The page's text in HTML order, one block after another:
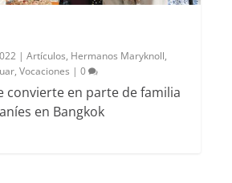
|Artículos, Hermanos Maryknoll,
,Vocaciones |0
convierte en parte de familia
en Bangkok